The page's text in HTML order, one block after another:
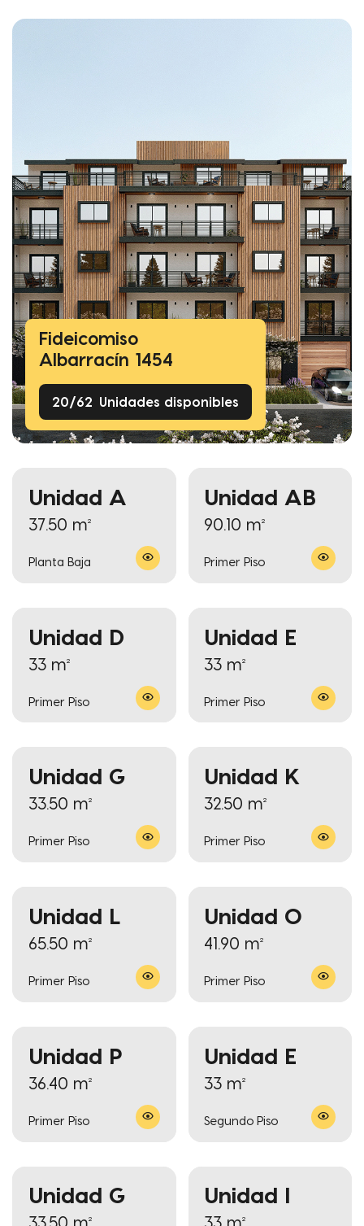
Fideicomiso
Albarracín 1454
20/62 Unidades disponibles
Unidad A
37.50 m²
Planta Baja
Unidad AB
90.10 m²
Primer Piso
Unidad D
33 m²
Primer Piso
Unidad E
33 m²
Primer Piso
Unidad G
33.50 m²
Primer Piso
Unidad K
32.50 m²
Primer Piso
Unidad L
65.50 m²
Primer Piso
Unidad O
41.90 m²
Primer Piso
Unidad P
36.40 m²
Primer Piso
Unidad E
33 m²
Segundo Piso
Unidad G Unidad I